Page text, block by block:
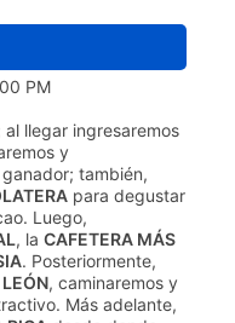
PM
al llegar ingresaremos
y
también,
para degustar
Luego,
, laCAFETERA MÁS
. Posteriormente,
, caminaremos y
Más adelante,